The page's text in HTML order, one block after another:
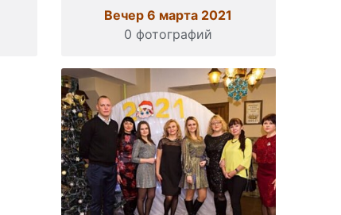
Вечер 6 марта 2021
0 фотографий